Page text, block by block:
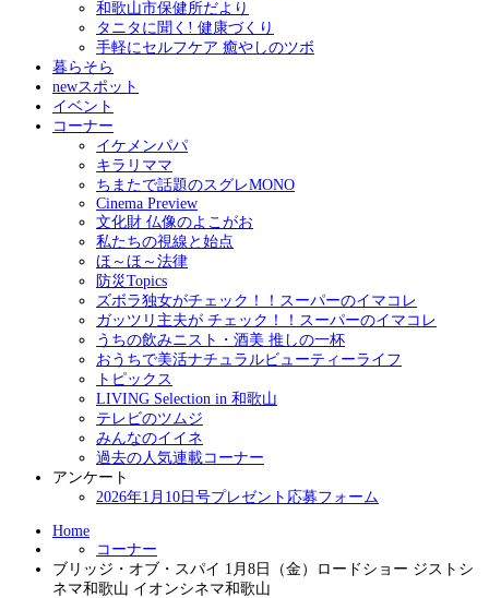
和歌山市保健所だより
タニタに聞く! 健康づくり
手軽にセルフケア 癒やしのツボ
暮らそら
newスポット
イベント
コーナー
イケメンパパ
キラリママ
ちまたで話題のスグレMONO
Cinema Preview
文化財 仏像のよこがお
私たちの視線と始点
ほ～ほ～法律
防災Topics
ズボラ独女がチェック！！スーパーのイマコレ
ガッツリ主夫が チェック！！スーパーのイマコレ
うちの飲みニスト・酒美 推しの一杯
おうちで美活ナチュラルビューティーライフ
トピックス
LIVING Selection in 和歌山
テレビのツムジ
みんなのイイネ
過去の人気連載コーナー
アンケート
2026年1月10日号プレゼント応募フォーム
Home
コーナー
ブリッジ・オブ・スパイ 1月8日（金）ロードショー ジストシ
ネマ和歌山 イオンシネマ和歌山